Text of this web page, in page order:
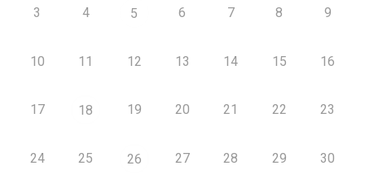
3 4 5 6 7 8 9
10 11 12 13 14 15 16
17 18 19 20 21 22 23
24 25 26 27 28 29 30